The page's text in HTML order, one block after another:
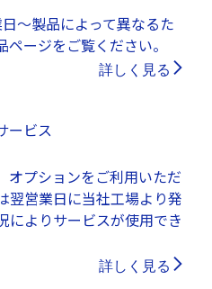
～製品によって異なるた
ージをご覧ください。
詳しく見る
ービス
オプションをご利用いただ
翌営業日に当社工場より発
によりサービスが使用でき
詳しく見る